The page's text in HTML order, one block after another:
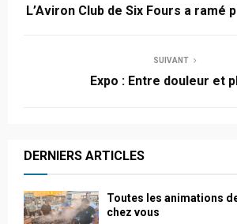
L’Aviron Club de Six Fours a ramé
SUIVANT
Expo : Entre douleur et
DERNIERS ARTICLES
Toutes les animations
chez vous